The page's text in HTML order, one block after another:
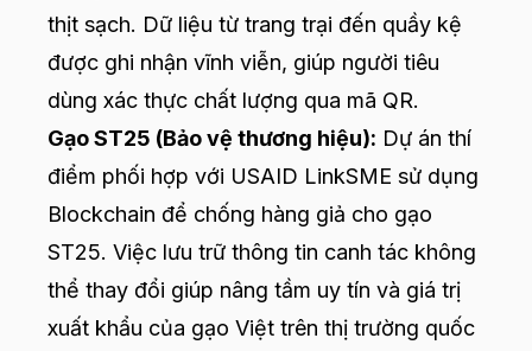
thịt sạch. Dữ liệu từ trang trại đến quầy kệ
được ghi nhận vĩnh viễn, giúp người tiêu
dùng xác thực chất lượng qua mã QR.
Gạo ST25 (Bảo vệ thương hiệu): Dự án thí
điểm phối hợp với USAID LinkSME sử dụng
Blockchain để chống hàng giả cho gạo
ST25. Việc lưu trữ thông tin canh tác không
thể thay đổi giúp nâng tầm uy tín và giá trị
xuất khẩu của gạo Việt trên thị trường quốc